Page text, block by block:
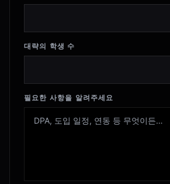
대략의 학생 수
필요한 사항을 알려주세요